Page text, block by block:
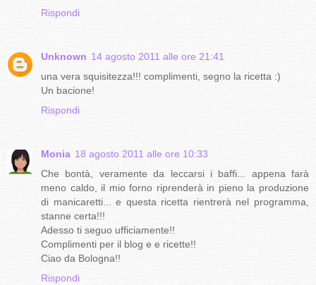
Rispondi
Unknown 14 agosto 2011 alle ore 21:41
una vera squisitezza!!! complimenti, segno la ricetta :)
Un bacione!
Rispondi
Monia 18 agosto 2011 alle ore 10:33
Che bontà, veramente da leccarsi i baffi... appena farà
meno caldo, il mio forno riprenderà in pieno la produzione
di manicaretti... e questa ricetta rientrerà nel programma,
stanne certa!!!
Adesso ti seguo ufficiamente!!
Complimenti per il blog e e ricette!!
Ciao da Bologna!!
Rispondi